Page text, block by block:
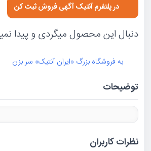
در پلتفرم آنتیک آگهی فروش ثبت کن
دنبال این محصول میگردی و پیدا
به فروشگاه بزرگ «ایران آنتیک» سر بزن
توضیحات
نظرات کاربران